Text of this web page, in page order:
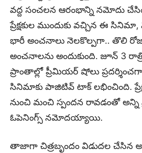
వద్ద సంచలన ఆరంభాన్ని నమోదు
ప్రేక్షకుల ముందుకు వచ్చిన ఈ
భారీ అంచనాలు నెలకొల్పగా.. తొలి
అంచనాలను అందుకుంది. జూన్ 3
ప్రాంతాల్లో ప్రీమియర్ షోలు
సినిమాకు పాజిటివ్ టాక్ లభించింది.
నుంచి మంచి స్పందన రావడంతో
ఓపెనింగ్స్ నమోదయ్యాయి.
తాజాగా చిత్రబృందం విడుదల చేసిన